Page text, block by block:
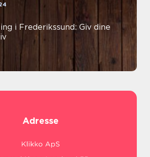
i Frederikssund: Giv dine
Adresse